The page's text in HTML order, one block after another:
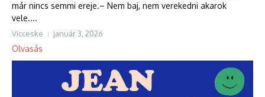
már nincs semmi ereje.– Nem baj, nem verekedni akarok
vele....
Vicceske január 3, 2026
Olvasás